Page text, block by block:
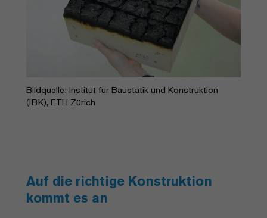
Bildquelle: Institut für Baustatik und Konstruktion
(IBK), ETH Zürich
Auf die richtige Konstruktion
kommt es an